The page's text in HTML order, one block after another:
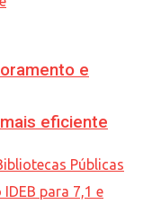
e
eficiente